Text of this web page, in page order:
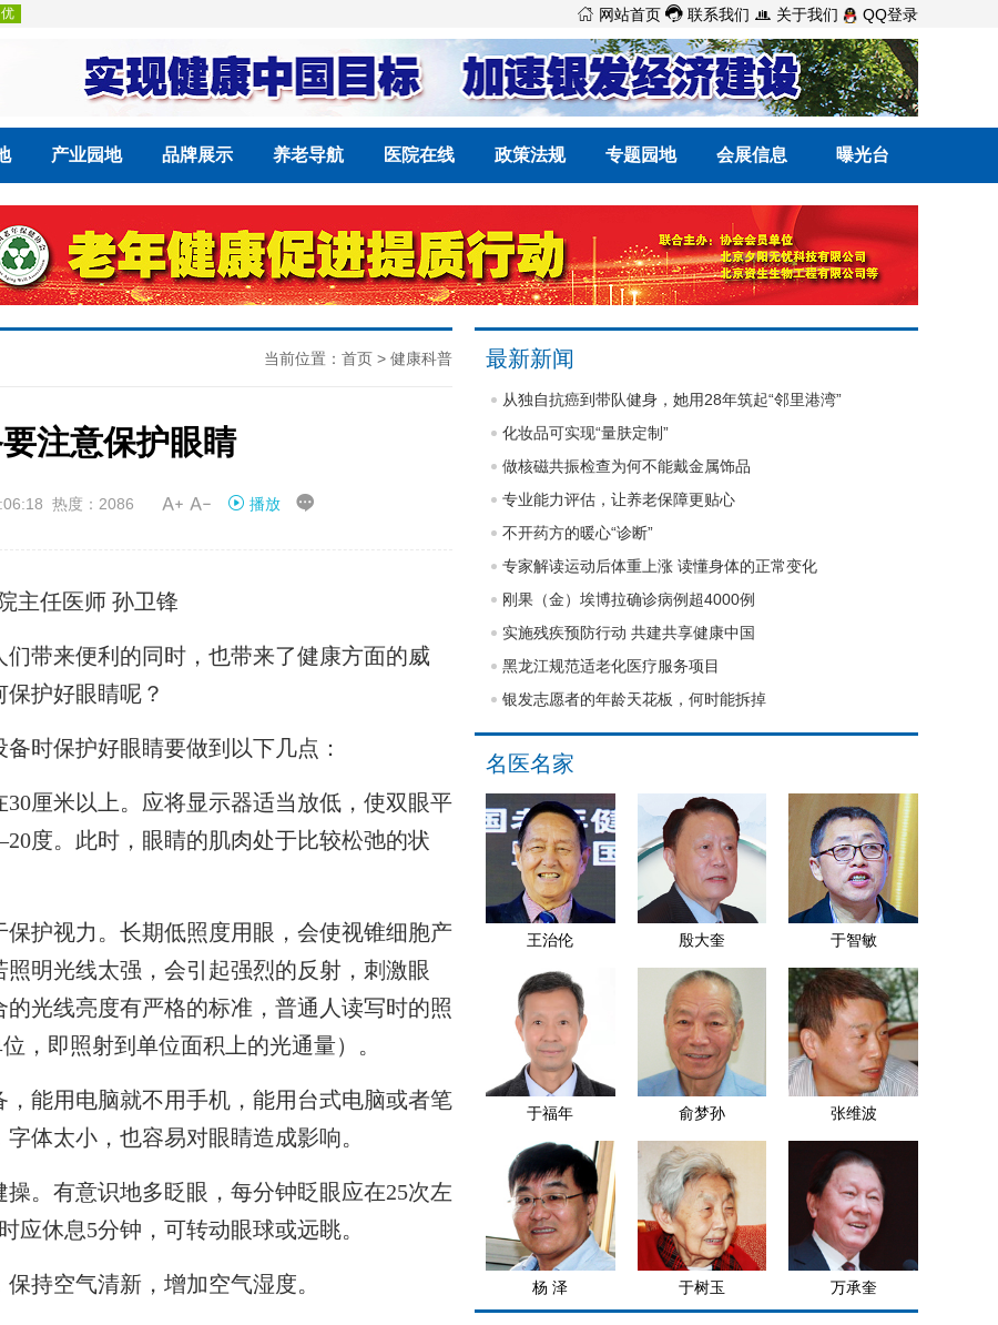
 网站首页  联系我们  关于我们 QQ登录
产业园地 品牌展示 养老导航 医院在线 政策法规 专题园地 会展信息 曝光台
当前位置： 首页 > 健康科普
注意保护眼睛
热度：2086  播放 
主任医师 孙卫锋
带来便利的同时，也带来了健康方面的威
护好眼睛呢？
保护好眼睛要做到以下几点：
厘米以上。应将显示器适当放低，使双眼平
度。此时，眼睛的肌肉处于比较松弛的状
护视力。长期低照度用眼，会使视锥细胞产
明光线太强，会引起强烈的反射，刺激眼
光线亮度有严格的标准，普通人读写时的照
，即照射到单位面积上的光通量）。
能用电脑就不用手机，能用台式电脑或者笔
体太小，也容易对眼睛造成影响。
有意识地多眨眼，每分钟眨眼应在25次左
应休息5分钟，可转动眼球或远眺。
空气清新，增加空气湿度。
最新新闻
从独自抗癌到带队健身，她用28年筑起“邻里港湾”
化妆品可实现“量肤定制”
做核磁共振检查为何不能戴金属饰品
专业能力评估，让养老保障更贴心
不开药方的暖心“诊断”
专家解读运动后体重上涨 读懂身体的正常变化
刚果（金）埃博拉确诊病例超4000例
实施残疾预防行动 共建共享健康中国
黑龙江规范适老化医疗服务项目
银发志愿者的年龄天花板，何时能拆掉
名医名家
王治伦 殷大奎 于智敏
于福年 俞梦孙 张维波
杨 泽 于树玉 万承奎